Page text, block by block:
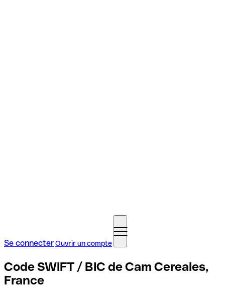
Se connecterOuvrir un compte
Code SWIFT / BIC de Cam Cereales,
France